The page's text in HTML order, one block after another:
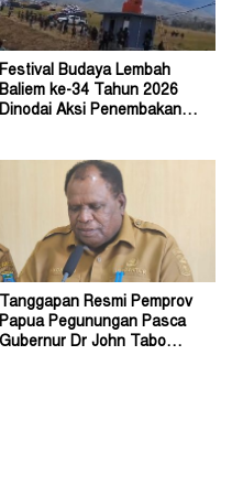
Festival Budaya Lembah
Baliem ke-34 Tahun 2026
Dinodai Aksi Penembakan
Tanggapan Resmi Pemprov
Papua Pegunungan Pasca
Gubernur Dr John Tabo